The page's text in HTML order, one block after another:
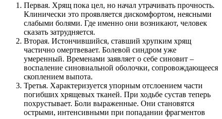
Первая. Хрящ пока цел, но начал утрачивать прочность.
Клинически это проявляется дискомфортом, неясными
слабыми болями. Где именно они возникают, человек
сказать затрудняется.
Вторая. Истончившийся, ставший хрупким хрящ
частично омертвевает. Болевой синдром уже
умеренный. Временами заявляет о себе синовит –
воспаление синовиальной оболочки, сопровождающееся
скоплением выпота.
Третья. Характеризуется упорным отслоением части
погибших хрящевых тканей. При ходьбе сустав теперь
похрустывает. Боли выраженные. Они становятся
острыми, интенсивными при попадании фрагментов